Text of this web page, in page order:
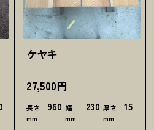
ケヤキ
27,500円
長さ 960
mm
幅 230
mm
厚さ 15
mm